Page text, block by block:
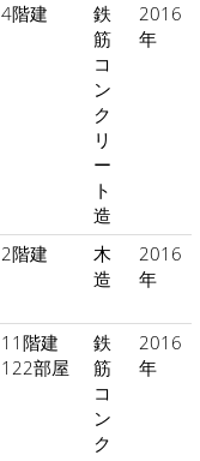
4階建
鉄
筋
コ
ン
ク
リ
ー
ト
造
2016
年
2階建
木
造
2016
年
11階建
122部屋
鉄
筋
コ
ン
ク
2016
年